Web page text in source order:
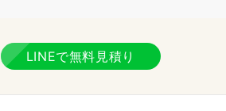
LINEで無料見積り